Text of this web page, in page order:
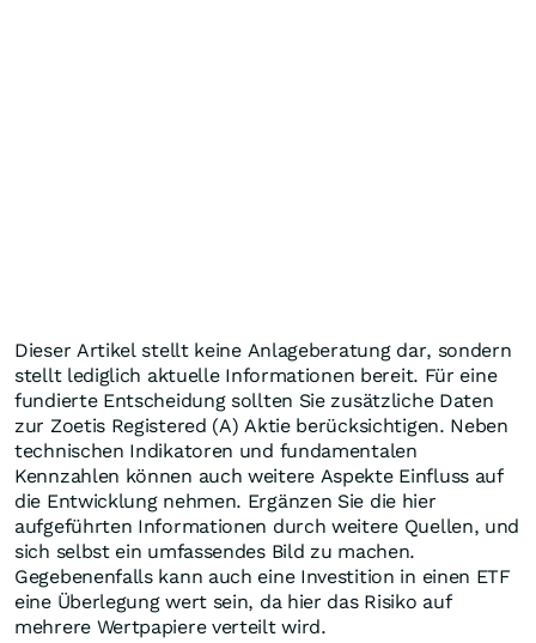
Dieser Artikel stellt keine Anlageberatung dar, sondern
stellt lediglich aktuelle Informationen bereit. Für eine
fundierte Entscheidung sollten Sie zusätzliche Daten
zur Zoetis Registered (A) Aktie berücksichtigen. Neben
technischen Indikatoren und fundamentalen
Kennzahlen können auch weitere Aspekte Einfluss auf
die Entwicklung nehmen. Ergänzen Sie die hier
aufgeführten Informationen durch weitere Quellen, und
sich selbst ein umfassendes Bild zu machen.
Gegebenenfalls kann auch eine Investition in einen ETF
eine Überlegung wert sein, da hier das Risiko auf
mehrere Wertpapiere verteilt wird.